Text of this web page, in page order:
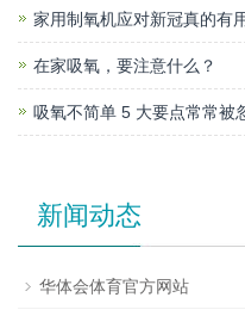
家用制氧机应对新冠真的有
在家吸氧，要注意什么？
吸氧不简单 5 大要点常常被
新闻动态
华体会体育官方网站